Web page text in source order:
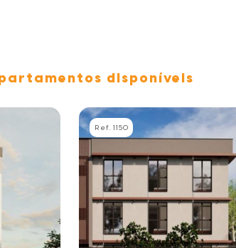
disponíveis
Ref. 1150